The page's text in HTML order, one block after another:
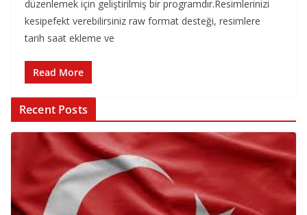
düzenlemek için geliştirilmiş bir programdır.Resimlerinizi
kesipefekt verebilirsiniz raw format desteği, resimlere
tarih saat ekleme ve
Read More
Recent Posts